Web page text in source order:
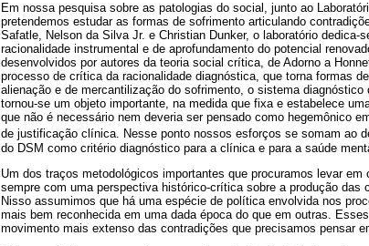
Em nossa pesquisa sobre as patologias do social, junto ao
pretendemos estudar as formas de sofrimento articulando
Safatle, Nelson da Silva Jr. e Christian Dunker, o laboratório
racionalidade instrumental e de aprofundamento do potencial
desenvolvidos por autores da teoria social crítica, de Adorno a
processo de crítica da racionalidade diagnóstica, que torna formas
alienação e de mercantilização do sofrimento, o sistema
tornou-se um objeto importante, na medida que fixa e estabelece
que não é necessário nem deveria ser pensado como hegemônico
de justificação clínica. Nesse ponto nossos esforços se somam ao
do DSM como critério diagnóstico para a clínica e para a saúde
Um dos traços metodológicos importantes que procuramos levar
sempre com uma perspectiva histórico-crítica sobre a produção das
Nisso assumimos que há uma espécie de política envolvida nos
mais bem reconhecida em uma dada época do que em outras.
movimento mais extenso das contradições que precisamos pensar